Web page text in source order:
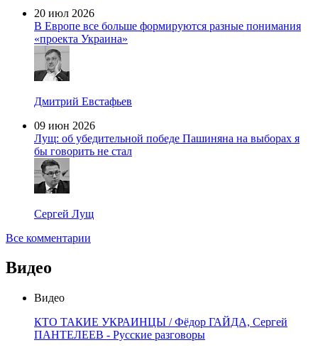
20 июл 2026
В Европе все больше формируются разные понимания
«проекта Украина»
Дмитрий Евстафьев
09 июн 2026
Лущ: об убедительной победе Пашиняна на выборах я
бы говорить не стал
Сергей Лущ
Все комментарии
Видео
Видео
КТО ТАКИЕ УКРАИНЦЫ / Фёдор ГАЙДА, Сергей
ПАНТЕЛЕЕВ - Русские разговоры